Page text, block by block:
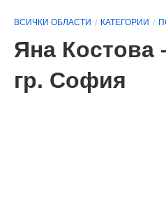
ВСИЧКИ ОБЛАСТИ КАТЕГОРИИ
Яна Костова
гр. София